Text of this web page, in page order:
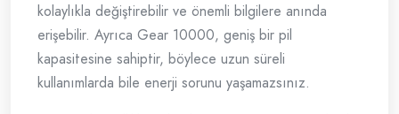
kolaylıkla değiştirebilir ve önemli bilgilere anında
erişebilir. Ayrıca Gear 10000, geniş bir pil
kapasitesine sahiptir, böylece uzun süreli
kullanımlarda bile enerji sorunu yaşamazsınız.